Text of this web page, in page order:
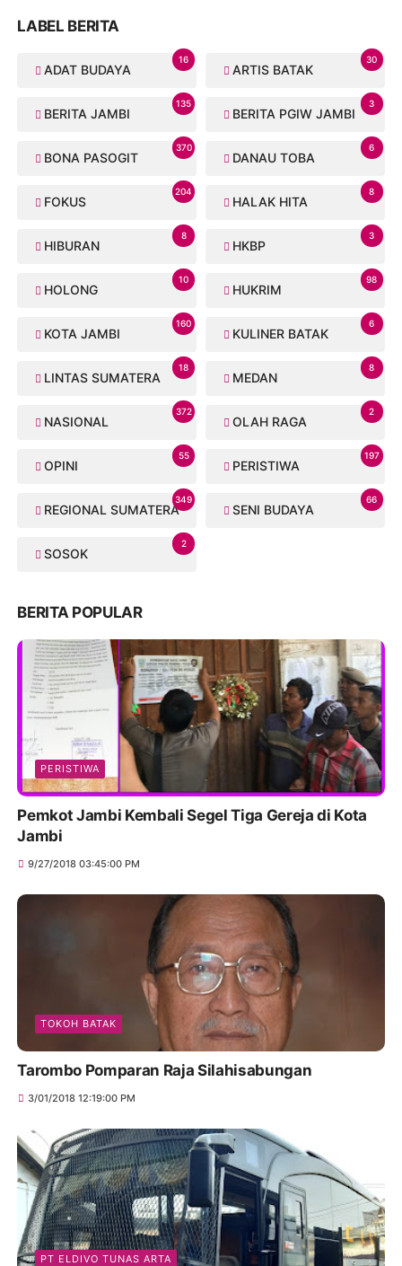
LABEL BERITA
ADAT BUDAYA
16
ARTIS BATAK
30
BERITA JAMBI
135
BERITA PGIW JAMBI
3
BONA PASOGIT
370
DANAU TOBA
6
FOKUS
204
HALAK HITA
8
HIBURAN
8
HKBP
3
HOLONG
10
HUKRIM
98
KOTA JAMBI
160
KULINER BATAK
6
LINTAS SUMATERA
18
MEDAN
8
NASIONAL
372
OLAH RAGA
2
OPINI
55
PERISTIWA
197
REGIONAL SUMATERA
349
SENI BUDAYA
66
SOSOK
2
BERITA POPULAR
PERISTIWA
Pemkot Jambi Kembali Segel Tiga Gereja di Kota
Jambi
9/27/2018 03:45:00 PM
TOKOH BATAK
Tarombo Pomparan Raja Silahisabungan
3/01/2018 12:19:00 PM
PT ELDIVO TUNAS ARTA